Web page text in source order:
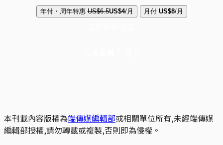
年付・周年特惠 US$6.5US$4/月 月付 US$8/月
本刊載內容版權為端傳媒編輯部或相關單位所有,未經端傳媒
編輯部授權,請勿轉載或複製,否則即為侵權。